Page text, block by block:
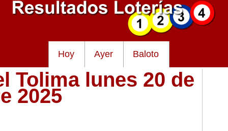
Hoy Ayer Baloto
Tolima lunes 20 de
2025